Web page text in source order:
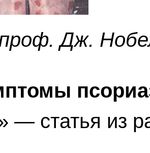
Дж.
— статья из